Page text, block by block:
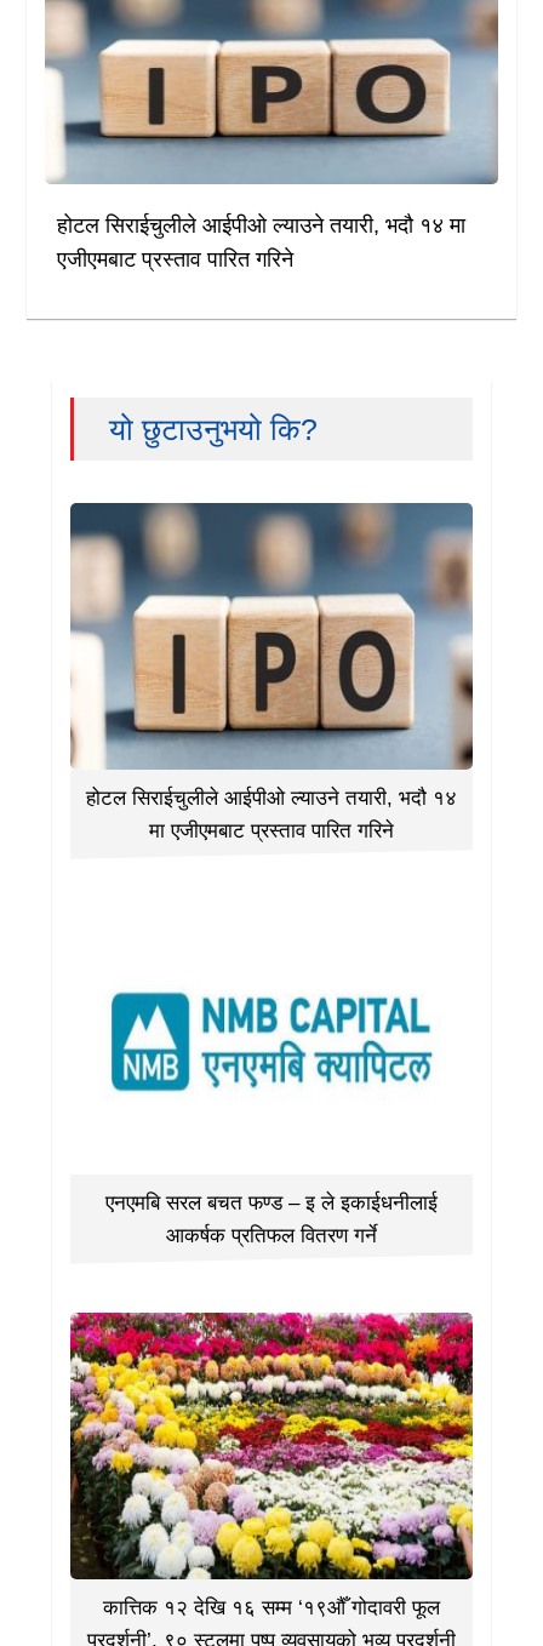
होटल सिराईचुलीले आईपीओ ल्याउने तयारी, भदौ १४ मा
एजीएमबाट प्रस्ताव पारित गरिने
यो छुटाउनुभयो कि?
होटल सिराईचुलीले आईपीओ ल्याउने तयारी, भदौ १४
मा एजीएमबाट प्रस्ताव पारित गरिने
एनएमबि सरल बचत फण्ड – इ ले इकाईधनीलाई
आकर्षक प्रतिफल वितरण गर्ने
कात्तिक १२ देखि १६ सम्म ‘१९औँ गोदावरी फूल
प्रदर्शनी’, ९० स्टलमा पुष्प व्यवसायको भव्य प्रदर्शनी